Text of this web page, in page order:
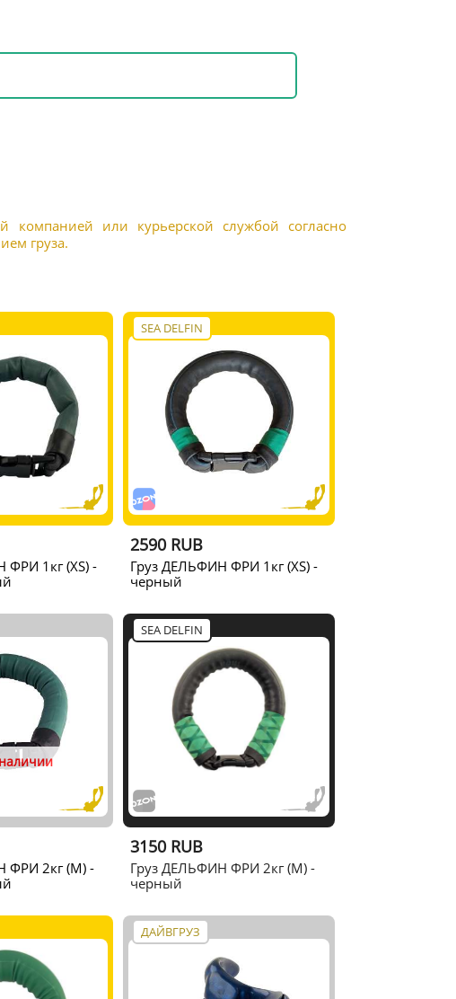
компанией или курьерской службой согласно
груза.
1кг (XS) -
SEA DELFIN
2590 RUB
Груз ДЕЛЬФИН ФРИ 1кг (XS) -
черный
ФРИ 2кг (M) -
SEA DELFIN
3150 RUB
Груз ДЕЛЬФИН ФРИ 2кг (M) -
черный
ДАЙВГРУЗ